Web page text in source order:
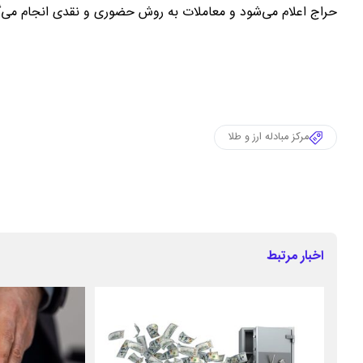
حراج اعلام می‌شود و معاملات به روش حضوری و نقدی انجام
مرکز مبادله ارز و طلا
اخبار مرتبط